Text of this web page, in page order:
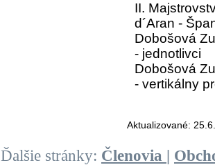
II.
d´Aran -
Dobošová
- jednotlivci
Dobošová
- vertikálny
Aktualizované:
Ďalšie stránky: Členovia |